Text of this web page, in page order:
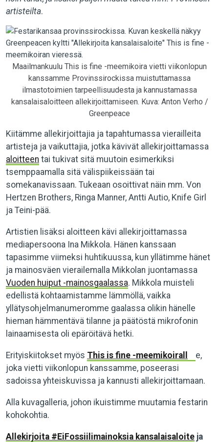
artisteilta.
Maailmankuulu This is fine -meemikoira vietti viikonlopun
kanssamme Provinssirockissa muistuttamassa
ilmastotoimien tarpeellisuudesta ja kannustamassa
kansalaisaloitteen allekirjoittamiseen. Kuva: Anton Verho /
Greenpeace
Kiitämme allekirjoittajia ja tapahtumassa vierailleita
artisteja ja vaikuttajia, jotka kävivät allekirjoittamassa
aloitteen tai tukivat sitä muutoin esimerkiksi
tsemppaamalla sitä välispiikeissään tai
somekanavissaan. Tukeaan osoittivat näin mm. Von
Hertzen Brothers, Ringa Manner, Antti Autio, Knife Girl
ja Teini-pää.
Artistien lisäksi aloitteen kävi allekirjoittamassa
mediapersoona Ina Mikkola. Hänen kanssaan
tapasimme viimeksi huhtikuussa, kun yllätimme hänet
ja mainosväen vierailemalla Mikkolan juontamassa
Vuoden huiput -mainosgaalassa. Mikkola muisteli
edellistä kohtaamistamme lämmöllä, vaikka
yllätysohjelmanumeromme gaalassa olikin hänelle
hieman hämmentävä tilanne ja päätöstä mikrofonin
lainaamisesta oli epäröitävä hetki.
Erityiskiitokset myös This is fine -meemikoirall
e,
joka vietti viikonlopun kanssamme, poseerasi
sadoissa yhteiskuvissa ja kannusti allekirjoittamaan.
Alla kuvagalleria, johon ikuistimme muutamia festarin
kohokohtia.
Allekirjoita #EiFossiilimainoksia kansalaisaloite ja